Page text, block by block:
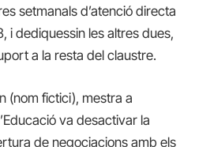
setmanals d’atenció directa
i dediquessin les altres dues,
a la resta del claustre.
(nom fictici), mestra a
va desactivar la
de negociacions amb els